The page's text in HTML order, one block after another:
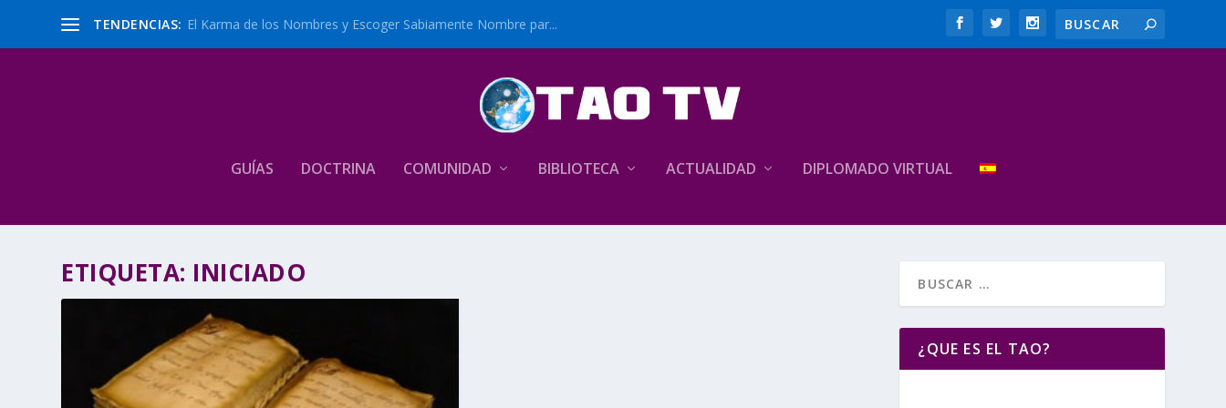
TENDENCIAS: El Karma de los Nombres y Escoger Sabiamente Nombre par...
GUÍAS DOCTRINA COMUNIDAD BIBLIOTECA ACTUALIDAD DIPLOMADO VIRTUAL
ETIQUETA: INICIADO
¿QUE ES EL TAO?